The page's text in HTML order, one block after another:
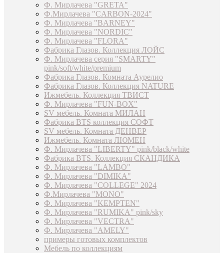
Ф. Мирлачева "GRETA"
Ф.Мирлачева "CARBON-2024"
Ф. Мирлачева "BARNEY"
Ф. Мирлачева "NORDIC"
Ф. Мирлачева "FLORA"
Фабрика Глазов. Коллекция ЛОЙС
Ф. Мирлачева серия "SMARTY"
pink/soft/white/premium
Фабрика Глазов. Комната Аурелио
Фабрика Глазов. Коллекция NATURE
Ижмебель. Коллекция ТВИСТ
Ф. Мирлачева "FUN-BOX"
SV мебель. Комната МИЛАН
Фабрика BTS коллекция СОФТ
SV мебель. Комната ДЕНВЕР
Ижмебель. Комната ЛЮМЕН
Ф. Мирлачева "LIBERTY" pink/black/white
Фабрика BTS. Коллекция СКАНДИКА
Ф. Мирлачева "LAMBO"
Ф. Мирлачева "DIMIKA"
Ф. Мирлачева "COLLEGE" 2024
Ф.Мирлачева "MONO"
Ф. Мирлачева "KEMPTEN"
Ф. Мирлачева "RUMIKA" pink/sky
Ф. Мирлачева "VECTRA"
Ф. Мирлачева "AMELY"
примеры готовых комплектов
Мебель по коллекциям